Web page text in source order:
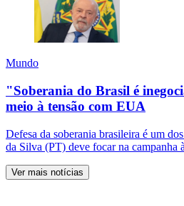
Mundo
"Soberania do Brasil é
meio à tensão com EUA
Defesa da soberania brasileira é um
da Silva (PT) deve focar na campanha
Ver mais notícias